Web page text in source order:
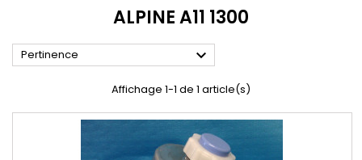
ALPINE A11 1300
Pertinence 
Affichage 1-1 de 1 article(s)